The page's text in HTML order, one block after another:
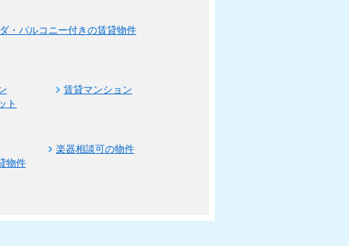
・バルコニー付きの賃貸物件
賃貸マンション
ト
楽器相談可の物件
物件